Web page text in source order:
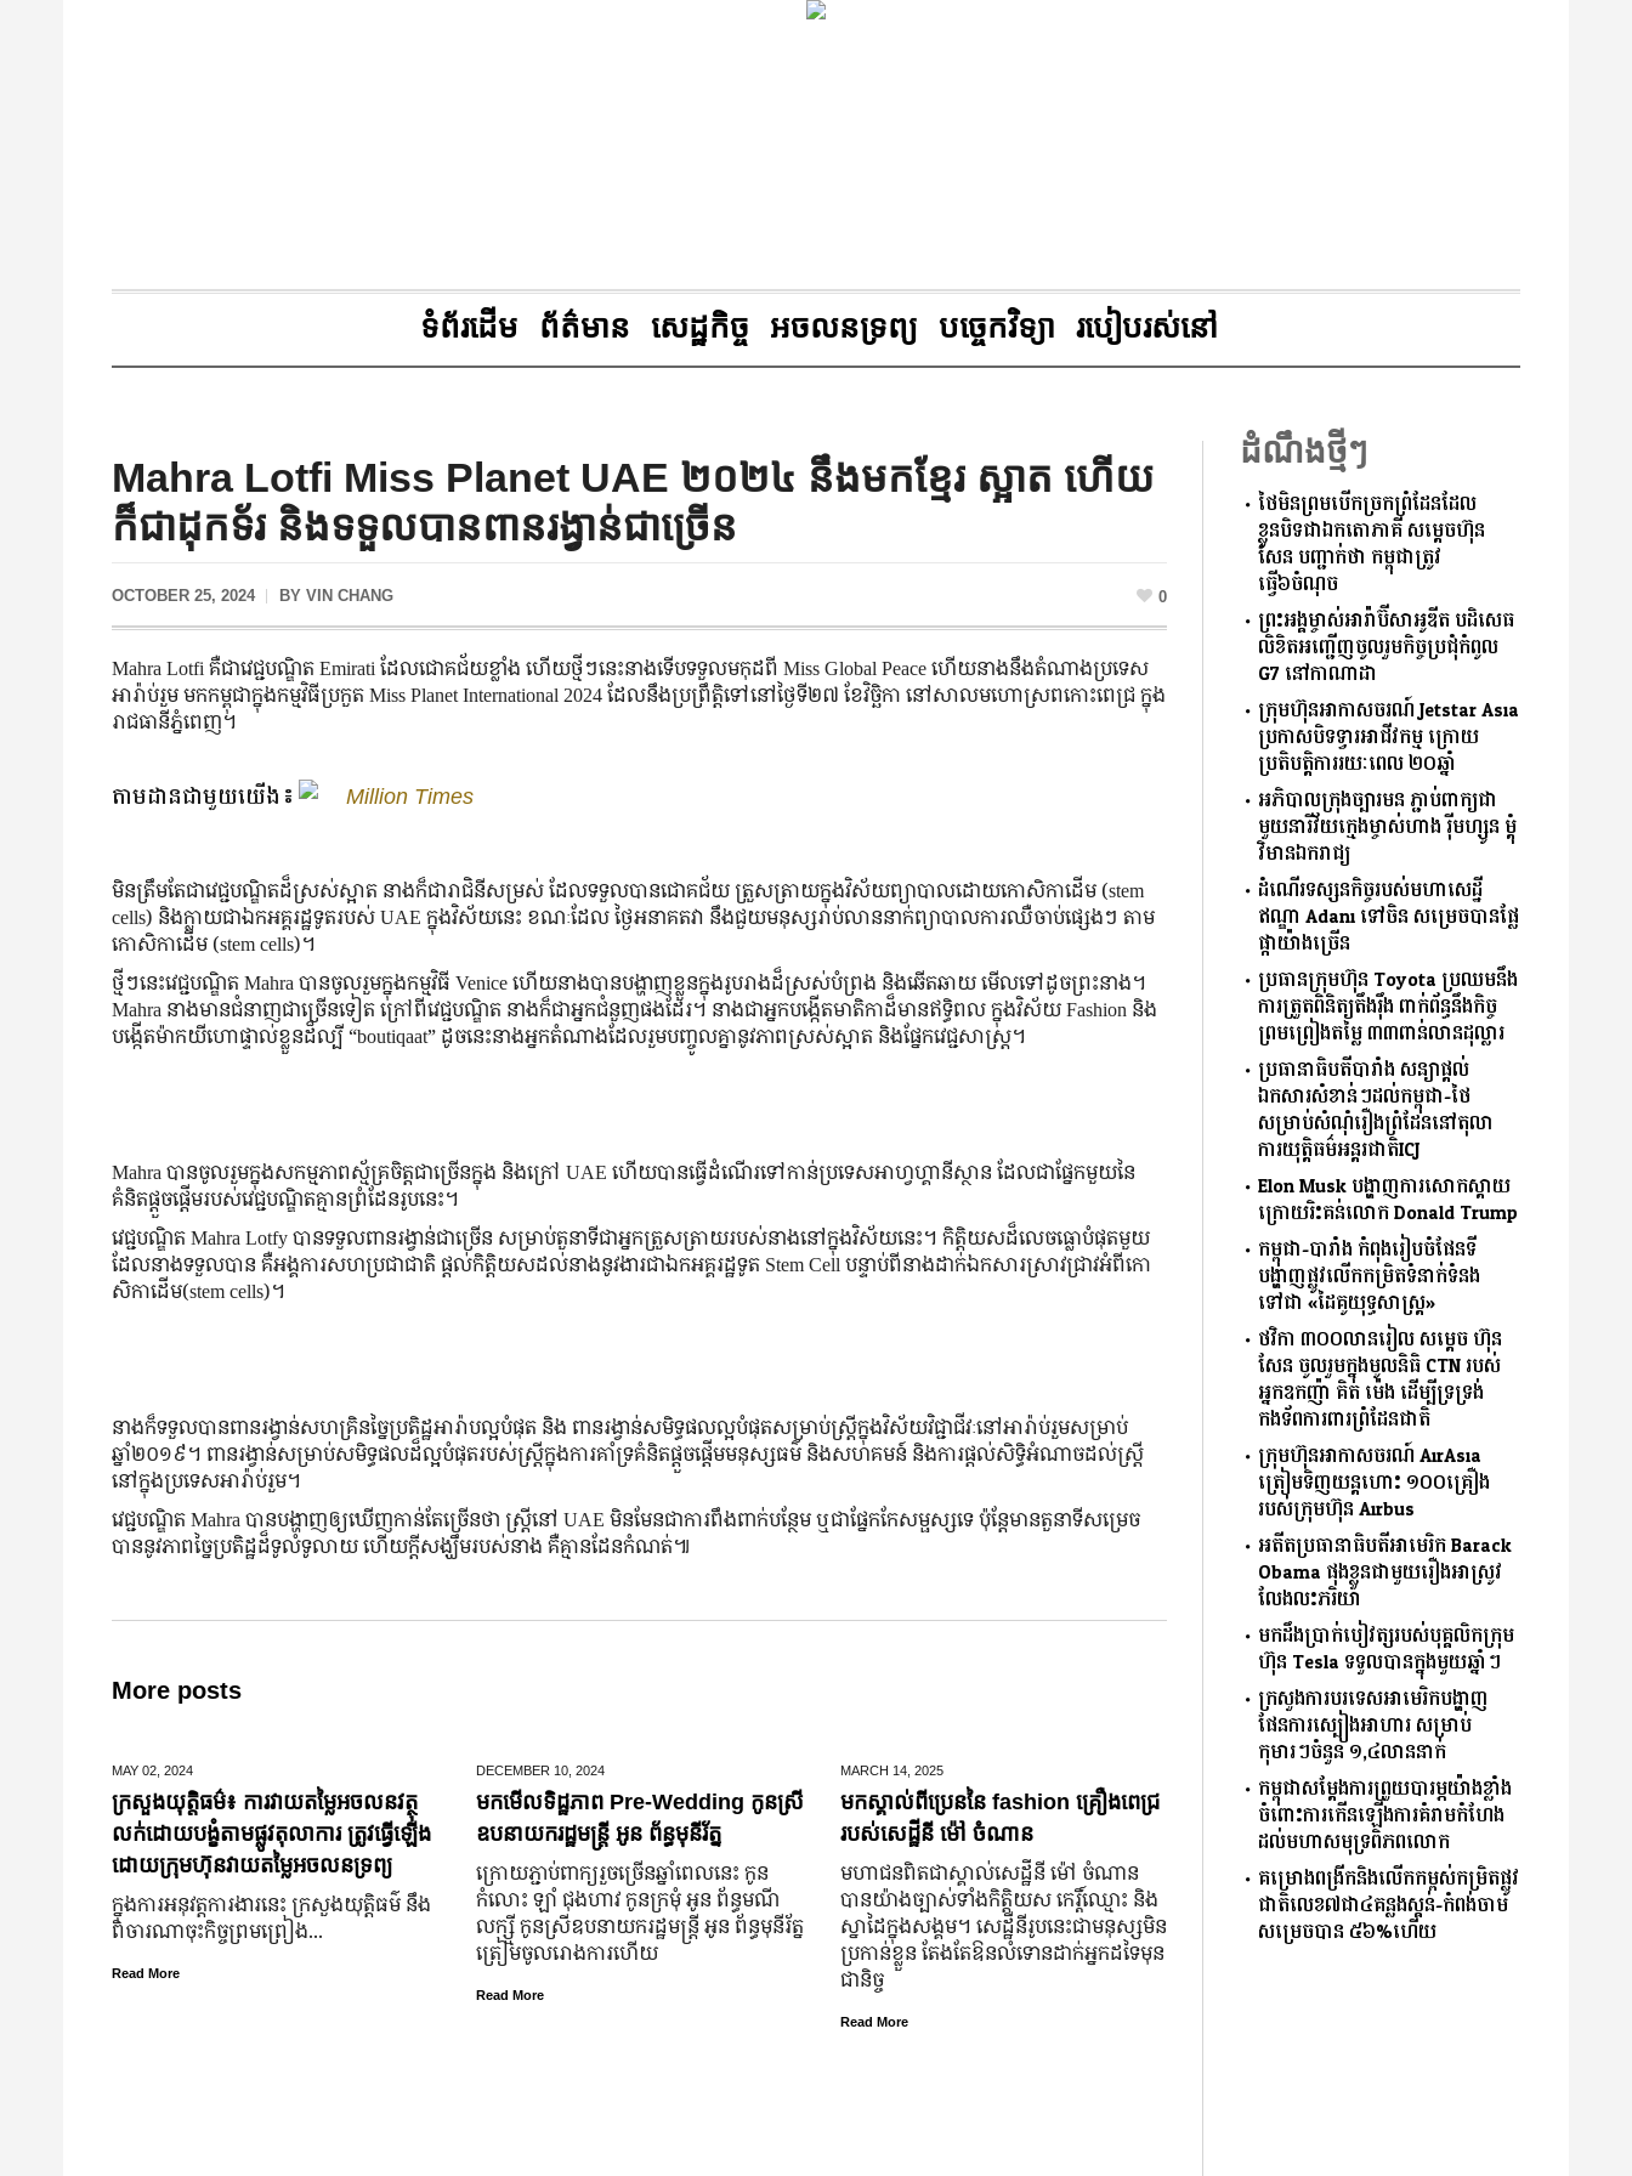
ទំព័រដើម ព័ត៌មាន សេដ្ឋកិច្ច អចលនទ្រព្យ បច្ចេកវិទ្យា របៀបរស់នៅ
Mahra Lotfi Miss Planet UAE ២០២៤ នឹងមកខ្មែរ ស្អាត ហើយ
ក៏ជាដុកទ័រ និងទទួលបានពានរង្វាន់ជាច្រើន
OCTOBER 25, 2024 BY VIN CHANG 0
Mahra Lotfi គឺជា​វេជ្ជបណ្ឌិត Emirati ដែល​ជោគជ័យ​ខ្លាំង ហើយ​ថ្មី​ៗ​នេះ​នាង​ទើប​ទទួល​មកុដ​ពី Miss Global Peace ហើយ​នាង​នឹង​តំណាង​ប្រទេស​
អារ៉ាប់រួម មក​កម្ពុជា​ក្នុង​កម្មវិធី​ប្រកួត Miss Planet International 2024 ដែល​នឹង​ប្រព្រឹត្តិ​ទៅ​នៅ​ថ្ងៃទី២៧ ខែវិច្ឆិកា នៅ​សាល​មហោស្រព​កោះពេជ្រ ក្នុង​
រាជធានី​ភ្នំពេញ។
តាមដានជាមួយយើង៖ Million Times
មិន​ត្រឹម​តែ​ជា​វេជ្ជបណ្ឌិត​ដ៏​ស្រស់​ស្អាត នាង​ក៏​ជា​​រាជិនី​សម្រស់ ​ដែល​ទទួល​បាន​ជោគជ័យ ត្រួសត្រាយ​ក្នុង​វិស័យ​ព្យាបាល​ដោយ​កោសិកា​ដើម (stem
cells) និង​ក្លាយ​ជា​ឯកអគ្គរដ្ឋទូត​របស់ UAE ក្នុង​វិស័យ​នេះ ខណៈ​ដែល ថ្ងៃ​អនាគត​វា​ នឹង​ជួយ​មនុស្ស​រាប់​លាន​នាក់​ព្យាបាល​ការ​ឈឺចាប់​ផ្សេង​ៗ តាម​
កោសិកា​ដើម (stem cells)។
ថ្មីៗនេះ​វេជ្ជបណ្ឌិត Mahra បាន​ចូលរួម​ក្នុង​កម្មវិធី Venice ហើយ​នាង​បាន​បង្ហាញ​ខ្លួន​ក្នុង​រូបរាង​ដ៏​ស្រស់​បំព្រង និង​ឆើតឆាយ​ មើល​ទៅ​ដូច​ព្រះនាង។
Mahra នាង​មាន​ជំនាញ​ជាច្រើន​ទៀត ក្រៅពី​វេជ្ជបណ្ឌិត នាង​ក៏​ជា​អ្នក​ជំនួញ​ផង​ដែរ។ នាង​ជា​អ្នក​បង្កើត​មាតិកា​ដ៏​មាន​ឥទ្ធិពល ក្នុង​វិស័យ Fashion និង​
បង្កើត​ម៉ាក​យីហោ​ផ្ទាល់​ខ្លួន​ដ៏​ល្បី “boutiqaat” ដូចនេះ​នាង​អ្នក​តំណាង​ដែលរួម​បញ្ចូល​គ្នា​នូវ​ភាព​ស្រស់​ស្អាត និង​ផ្នែក​វេជ្ជសាស្ត្រ។
Mahra បានចូលរួមក្នុងសកម្មភាពស្ម័គ្រចិត្តជាច្រើនក្នុង និងក្រៅ UAE ហើយ​បាន​ធ្វើ​ដំណើរ​ទៅ​កាន់​ប្រទេស​អាហ្វហ្គានីស្ថាន ដែល​ជា​ផ្នែក​មួយ​នៃ​
គំនិត​ផ្ដួចផ្ដើម​របស់​វេជ្ជបណ្ឌិត​គ្មាន​ព្រំដែន​រូប​នេះ។
វេជ្ជបណ្ឌិត Mahra Lotfy បាន​ទទួល​ពាន​រង្វាន់​ជាច្រើន សម្រាប់​តួនាទី​ជា​អ្នក​ត្រួសត្រាយ​របស់​នាង​នៅ​ក្នុង​វិស័យ​នេះ។ កិត្តិយស​ដ៏​លេចធ្លោ​បំផុត​មួយ
ដែល​នាង​ទទួល​បាន គឺ​អង្គការ​សហប្រជាជាតិ ផ្ដល់​កិត្តិយស​ដល់​នាង​នូវ​ងារ​ជា​ឯកអគ្គរដ្ឋទូត Stem Cell បន្ទាប់ពី​នាង​ដាក់​ឯកសារ​ស្រាវជ្រាវ​អំពី​កោ
សិកា​ដើម(stem cells)។
នាង​ក៏​ទទួល​បាន​ពាន​រង្វាន់​សហគ្រិន​ច្នៃ​ប្រតិដ្ឋ​អារ៉ាប​ល្អ​បំផុត និង ពាន​រង្វាន់​សមិទ្ធផល​ល្អ​បំផុត​សម្រាប់​​ស្ត្រី​ក្នុង​វិស័យ​វិជ្ជាជីវៈ​នៅ​អារ៉ាប់រួម​សម្រាប់​
ឆ្នាំ២០១៩។ ពាន​រង្វាន់​សម្រាប់​សមិទ្ធផល​ដ៏​ល្អ​បំផុត​របស់​ស្ត្រី​ក្នុង​ការ​គាំទ្រ​គំនិត​ផ្ដួចផ្ដើម​មនុស្សធម៌ និង​សហគមន៍ និង​ការ​ផ្ដល់​សិទ្ធិ​អំណាច​ដល់​ស្ត្រី​
នៅ​ក្នុង​ប្រទេស​អារ៉ាប់រួម។
វេជ្ជបណ្ឌិត Mahra បាន​បង្ហាញ​ឲ្យ​ឃើញ​កាន់តែ​ច្រើន​ថា ស្ត្រី​នៅ UAE មិនមែន​ជា​ការ​ពឹង​ពាក់​បន្ថែម ឬ​ជា​ផ្នែក​កែ​សម្ផស្ស​ទេ ប៉ុន្តែ​មាន​តួនាទី​សម្រេច​
បាន​នូវ​ភាព​ច្នៃ​ប្រតិដ្ឋ​ដ៏​ទូលំទូលាយ ហើយ​ក្តី​សង្ឃឹម​របស់​នាង គឺ​គ្មាន​ដែន​កំណត់៕
More posts
MAY 02, 2024
ក្រសួងយុត្តិធម៌៖ ការវាយតម្លៃអចលនវត្ថុ
លក់ដោយបង្ខំតាមផ្លូវតុលាការ ត្រូវធ្វើឡើង
ដោយក្រុមហ៊ុនវាយតម្លៃអចលនទ្រព្យ
ក្នុងការអនុវត្តការងារនេះ ក្រសួងយុត្តិធម៌ នឹង
ពិចារណាចុះកិច្ចព្រមព្រៀង...
Read More
DECEMBER 10, 2024
មកមើលទិដ្ឋភាព Pre-Wedding កូនស្រី
ឧបនាយករដ្ឋមន្រ្តី អូន ព័ន្ធមុនីរ័ត្ន
ក្រោយ​ភ្ជាប់​ពាក្យ​រួច​ច្រើន​ឆ្នាំ​ពេលនេះ កូន
កំលោះ ឡាំ ជុងហាវ កូនក្រមុំ អូន ព័ន្ធមណី
លក្ស្មី កូនស្រី​ឧបនាយករដ្ឋមន្ត្រី អូន ព័ន្ធមុនីរ័ត្ន
ត្រៀម​ចូល​រោងការ​ហើយ
Read More
MARCH 14, 2025
មកស្គាល់ពីប្រេននៃ​ fashion គ្រឿងពេជ្រ
របស់សេដ្ឋីនី ម៉ៅ ចំណាន
មហាជន​ពិតជា​ស្គាល់​សេដ្ឋី​នី ម៉ៅ ចំណាន
បាន​យ៉ាង​ច្បាស់​ទាំង​កិត្តិយស កេរ្តិ៍ឈ្មោះ និង​
ស្នាដៃ​ក្នុង​សង្គម។ សេដ្ឋី​នី​រូប​នេះ​ជា​មនុស្ស​មិន​
ប្រកាន់​ខ្លួន តែងតែ​ឱនលំទោន​ដាក់​អ្នក​ដទៃ​មុន​
ជានិច្ច
Read More
ដំណឹងថ្មីៗ
ថៃមិនព្រមបើកច្រកព្រំដែនដែល
ខ្លួនបិទជាឯកតោភាគី សម្តេចហ៊ុន
សែន បញ្ជាក់ថា កម្ពុជាត្រូវ
ធ្វើ៦ចំណុច
ព្រះអង្គម្ចាស់អារ៉ាប៊ីសាអូឌីត បដិសេធ
លិខិតអញ្ជើញចូលរួមកិច្ចប្រជុំកំពូល
G7 នៅកាណាដា
ក្រុមហ៊ុនអាកាសចរណ៍ Jetstar Asia
ប្រកាសបិទទ្វារអាជីវកម្ម ក្រោយ
ប្រតិបត្តិការរយៈពេល ២០ឆ្នាំ
អភិបាលក្រុងច្បារមន ភ្ជាប់ពាក្យជា
មួយនារីវ័យក្មេងម្ចាស់ហាង រ៉ីមហ្សូន ម្តុំ
វិមានឯករាជ្យ
ដំណើរទស្សនកិច្ចរបស់មហាសេដ្ឋី
ឥណ្ឌា Adani ទៅចិន សម្រេចបានផ្លែ
ផ្កាយ៉ាងច្រើន
ប្រធានក្រុមហ៊ុន Toyota ប្រឈមនឹង
ការត្រួតពិនិត្យតឹងរ៉ឹង ពាក់ព័ន្ធនឹងកិច្ច
ព្រមព្រៀងតម្លៃ ៣៣ពាន់លានដុល្លារ
ប្រធានាធិបតីបារាំង សន្យាផ្ដល់
ឯកសារសំខាន់ៗដល់កម្ពុជា-ថៃ
សម្រាប់សំណុំរឿងព្រំដែននៅតុលា
ការយុតិ្តធម៌អន្តរជាតិICJ
Elon Musk បង្ហាញការសោកស្ដាយ
ក្រោយរិះគន់លោក Donald Trump
កម្ពុជា-បារាំង កំពុងរៀបចំផែនទី
បង្ហាញផ្លូវលើកកម្រិតទំនាក់ទំនង
ទៅជា «ដៃគូយុទ្ធសាស្ត្រ»
ថវិកា ៣០០លានរៀល សម្តេច ហ៊ុន
សែន ចូលរួមក្នុងមូលនិធិ CTN របស់
អ្នកឧកញ៉ា គិត ម៉េង ដើម្បីទ្រទ្រង់
កងទ័ពការពារព្រំដែនជាតិ
ក្រុមហ៊ុនអាកាសចរណ៍ AirAsia
ត្រៀមទិញយន្តហោះ ១០០គ្រឿង
របស់ក្រុមហ៊ុន Airbus
អតីតប្រធានាធិបតីអាមេរិក Barack
Obama ផុងខ្លួនជាមួយរឿងអាស្រូវ
លែងលះភរិយា
មកដឹងប្រាក់បៀវត្សរបស់បុគ្គលិកក្រុម
ហ៊ុន Tesla ទទួលបានក្នុងមួយឆ្នាំៗ
ក្រសួងការបរទេសអាមេរិកបង្ហាញ
ផែនការស្បៀងអាហារ សម្រាប់
កុមារៗចំនួន ១,៤លាននាក់
កម្ពុជាសម្តែងការព្រួយបារម្ភយ៉ាងខ្លាំង
ចំពោះការកើនឡើងការគំរាមកំហែង
ដល់មហាសមុទ្រពិភពលោក
គម្រោងពង្រីកនិងលើកកម្ពស់កម្រិតផ្លូវ
ជាតិលេខ៧ជា៤គន្លងស្គន់-កំពង់ចាម
សម្រេចបាន ៥៦%ហើយ